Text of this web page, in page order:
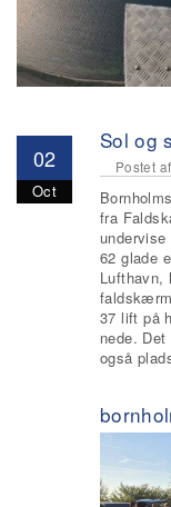
02
Oct
Sol og
Postet af
fra
62 glade
Lufthavn,
37 lift på
nede.
også